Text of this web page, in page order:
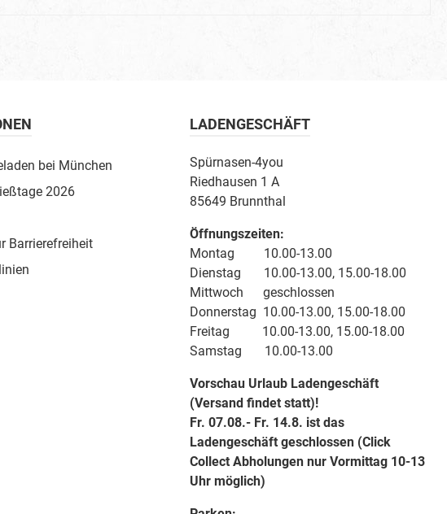
bei München
2026
Barrierefreiheit
LADENGESCHÄFT
Spürnasen-4you
Riedhausen 1 A
85649 Brunnthal
Öffnungszeiten:
Montag 10.00-13.00
Dienstag 10.00-13.00, 15.00-18.00
Mittwoch geschlossen
Donnerstag 10.00-13.00, 15.00-18.00
Freitag 10.00-13.00, 15.00-18.00
Samstag 10.00-13.00
Vorschau Urlaub Ladengeschäft
(Versand findet statt)!
Fr. 07.08.- Fr. 14.8. ist das
Ladengeschäft geschlossen (Click
Collect Abholungen nur Vormittag 10-13
Uhr möglich)